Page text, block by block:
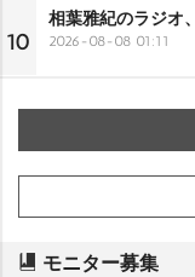
10
相葉雅紀のラジオ
2026-08-08 01:11
モニター募集